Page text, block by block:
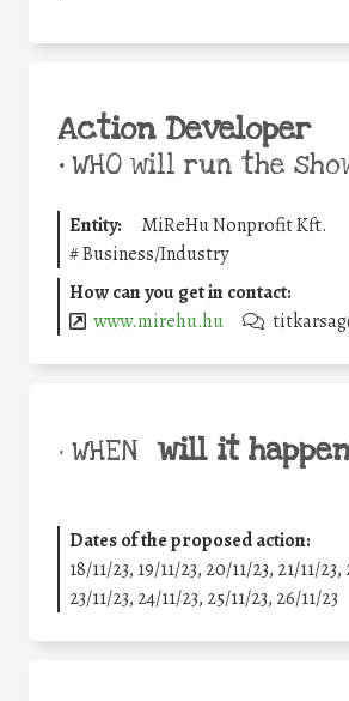
Action Developer
•WHO will run the
Entity:
MiReHu Nonprofit Kft.
#Business/Industry
How can you get in contact:
www.mirehu.hu
• WHEN will it
Dates of the proposed action:
18/11/23, 19/11/23, 20/11/23, 21/11/23,
23/11/23, 24/11/23, 25/11/23, 26/11/23